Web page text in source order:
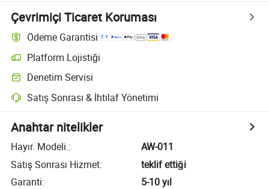
Çevrimiçi Ticaret Koruması
Ödeme Garantisi
Platform Lojistiği
Denetim Servisi
Satış Sonrası & İhtilaf Yönetimi
Anahtar nitelikler
Hayır. Modeli.:
AW-011
Satış Sonrası Hizmet:
teklif ettiği
Garanti:
5-10 yıl